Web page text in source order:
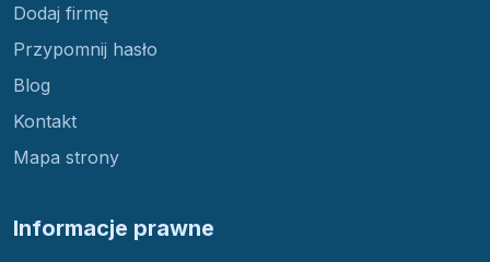
Dodaj firmę
Przypomnij hasło
Blog
Kontakt
Mapa strony
Informacje prawne